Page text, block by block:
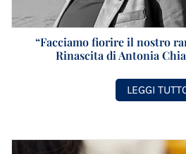
“Facciamo fiorire il nostro
Rinascita di Antonia
LEGGI